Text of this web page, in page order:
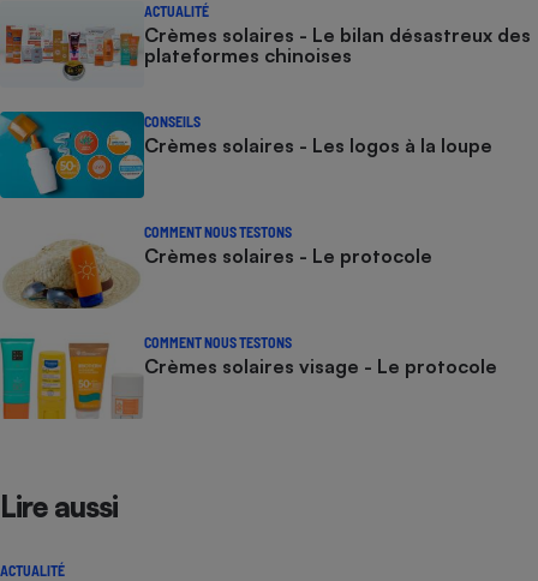
ACTUALITÉ
Crèmes solaires - Le bilan désastreux des
plateformes chinoises
CONSEILS
Crèmes solaires - Les logos à la loupe
COMMENT NOUS TESTONS
Crèmes solaires - Le protocole
COMMENT NOUS TESTONS
Crèmes solaires visage - Le protocole
Lire aussi
ACTUALITÉ